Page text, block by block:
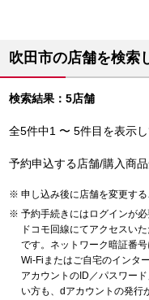
吹田市の店舗を検索
検索結果：5店舗
全5件中1 〜 5件目を表示
予約申込する店舗/購入商
申し込み後に店舗を変更する
予約手続きにはログインが必
ドコモ回線にてアクセスい
です。ネットワーク暗証番
Wi-Fiまたはご自宅のインタ
アカウントのID／パスワー
い方も、dアカウントの発行